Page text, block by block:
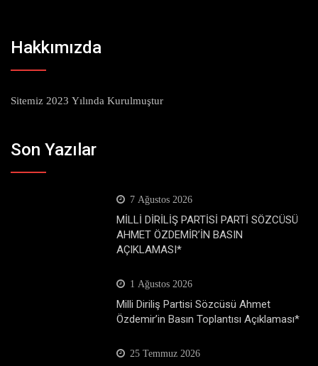
Hakkımızda
Sitemiz 2023 Yılında Kurulmuştur
Son Yazılar
7 Ağustos 2026
MİLLİ DİRİLİŞ PARTİSİ PARTİ SÖZCÜSÜ
AHMET ÖZDEMİR’İN BASIN
AÇIKLAMASI*
1 Ağustos 2026
Milli Diriliş Partisi Sözcüsü Ahmet
Özdemir’in Basın Toplantısı Açıklaması*
25 Temmuz 2026